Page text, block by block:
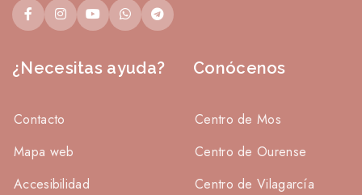
¿Necesitas ayuda?
Contacto
Mapa web
Accesibilidad
Conócenos
Centro de Mos
Centro de Ourense
Centro de Vilagarcía